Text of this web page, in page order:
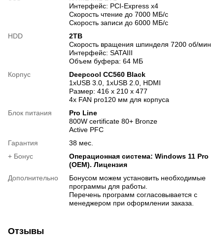
Интерфейс: PCI-Express x4
Скорость чтение до 7000 МБ/с
Скорость записи до 6000 МБ/с
HDD
2TB
Скорость вращения шпинделя 7200 об/мин
Интерфейс: SATAIII
Объем буфера: 64 МБ
Корпус
Deepcool CC560 Black
1xUSB 3.0, 1xUSB 2.0, HDMI
Размер: 416 x 210 x 477
4x FAN pro120 мм для корпуса
Блок питания
Pro Line
800W certificate 80+ Bronze
Active PFC
Гарантия
38 мес.
+ Бонус
Операционная система: Windows 11 Pro
(OEM). Лицензия
Дополнительно
Бонусом можем установить необходимые
программы для работы.
Перечень программ согласовывается с
менеджером при оформлении заказа.
Отзывы